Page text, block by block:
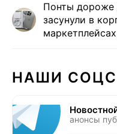
Понты дороже
засунули в
маркетплейсах
НАШИ
анонсы